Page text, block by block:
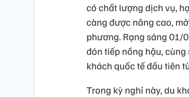
có chất lượng dịch vụ,
càng được nâng cao,
phương. Rạng sáng 01/
đón tiếp nồng hậu,
khách quốc tế đầu tiên
Trong kỳ nghỉ này, du